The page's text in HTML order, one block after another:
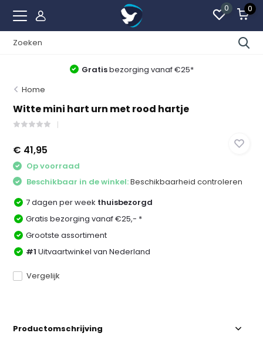
0 0
Gratisbezorging vanaf €25*
Home
Witte mini hart urn met rood hartje
€ 41,95
Op voorraad
Beschikbaar in de winkel:Beschikbaarheid controleren
7 dagen per week thuisbezorgd
Gratis bezorging vanaf €25,- *
Grootste assortiment
#1 Uitvaartwinkel van Nederland
Vergelijk
Productomschrijving